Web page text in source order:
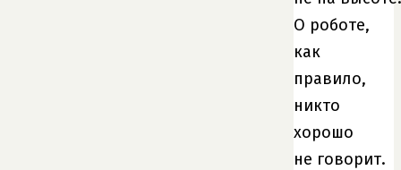
О роботе,
как
правило,
никто
хорошо
не говорит.